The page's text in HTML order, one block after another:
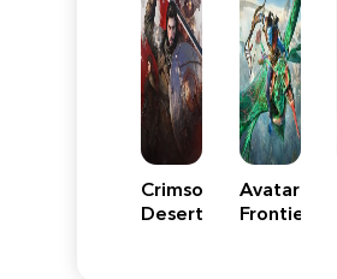
Crimson
Desert
Avatar:
Frontiers